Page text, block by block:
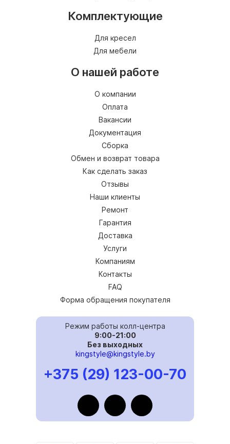
Комплектующие
Для кресел
Для мебели
О нашей работе
О компании
Оплата
Вакансии
Документация
Сборка
Обмен и возврат товара
Как сделать заказ
Отзывы
Наши клиенты
Ремонт
Гарантия
Доставка
Услуги
Компаниям
Контакты
FAQ
Форма обращения покупателя
Режим работы колл-центра
9:00-21:00
Без выходных
kingstyle@kingstyle.by
+375 (29) 123-00-70